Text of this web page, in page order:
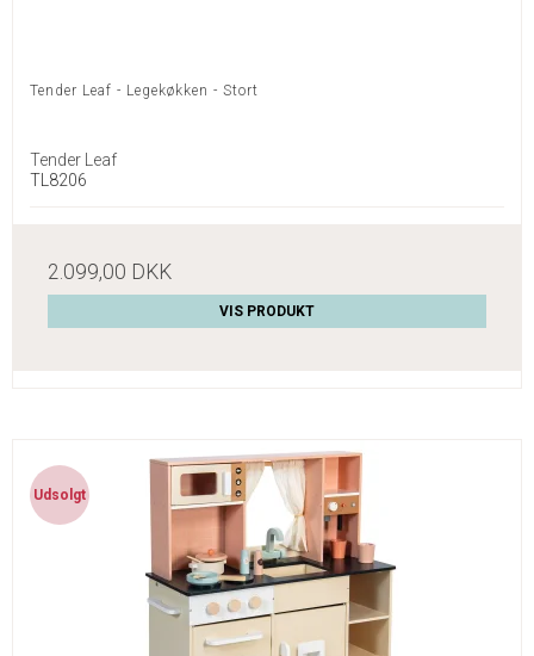
Tender Leaf - Legekøkken - Stort
Tender Leaf
TL8206
2.099,00 DKK
VIS PRODUKT
Udsolgt